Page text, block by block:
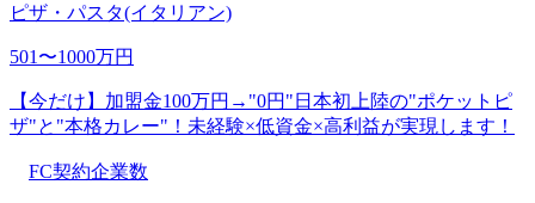
ピザ・パスタ(イタリアン)
501〜1000万円
【今だけ】加盟金100万円→"0円"日本初上陸の"ポケットピ
ザ"と"本格カレー"！未経験×低資金×高利益が実現します！
FC契約企業数